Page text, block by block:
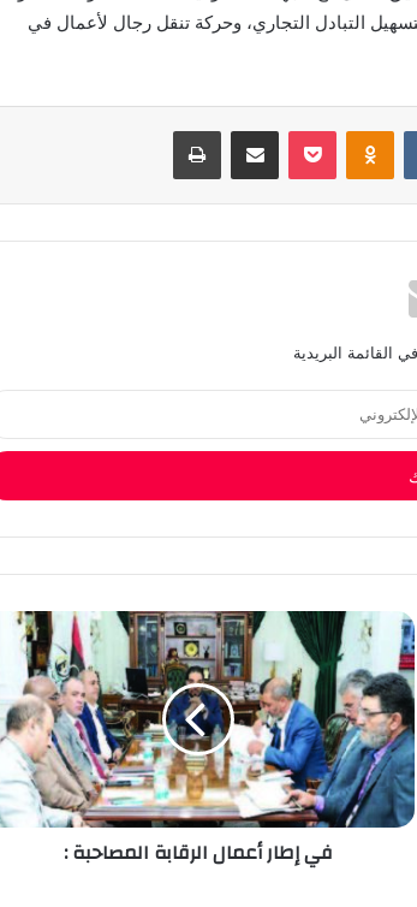
لتسهيل التبادل التجاري، وحركة تنقل رجال لأعمال في
‏VKontakte
Odnoklassniki
بوكيت مشاركة عبر البريد طباعة
البريدية
في إطار أعمال الرقابة المصاحبة :